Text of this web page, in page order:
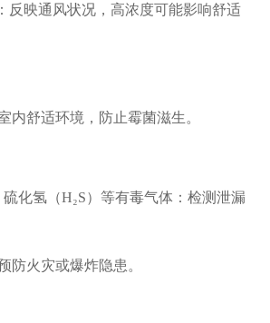
反映通风状况，高浓度可能影响舒适
内舒适环境，防止霉菌滋生。
硫化氢（H₂S）等有毒气体：检测泄漏
防火灾或爆炸隐患。